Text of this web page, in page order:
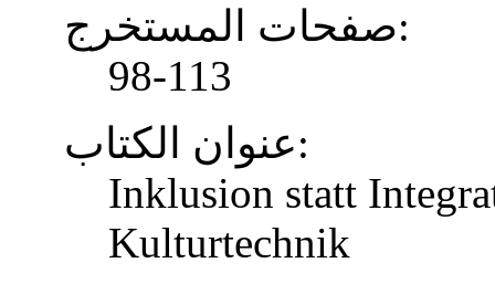
صفحات المستخرج:
98-113
عنوان الكتاب:
Inklusion statt
Kulturtechnik